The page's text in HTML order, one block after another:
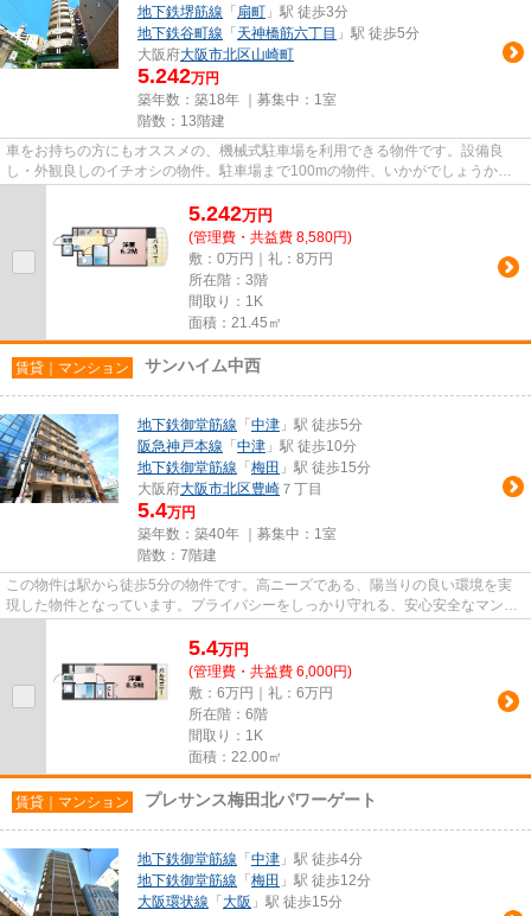
地下鉄堺筋線 「 扇町 」駅 徒歩3分
地下鉄谷町線 「 天神橋筋六丁目 」駅 徒歩5分
大阪府大阪市北区山崎町
5.242万円
築年数：築18年 ｜募集中： 1室
階数：13階建
車をお持ちの方にもオススメの、機械式駐車場を利用できる物件です。設備良
し・外観良しのイチオシの物件。駐車場まで100mの物件、いかがでしょうか。
5.242万円
(管理費・共益費 8,580円)
敷：0万円｜礼：8万円
所在階：3階
間取り：1K
面積：21.45㎡
賃貸｜マンション サンハイム中西
地下鉄御堂筋線 「 中津 」駅 徒歩5分
阪急神戸本線 「 中津 」駅 徒歩10分
地下鉄御堂筋線 「 梅田 」駅 徒歩15分
大阪府大阪市北区豊崎 ７丁目
5.4万円
築年数：築40年 ｜募集中： 1室
階数：7階建
この物件は駅から徒歩5分の物件です。高ニーズである、陽当りの良い環境を実
現した物件となっています。プライバシーをしっかり守れる、安心安全なマンシ
5.4万円
(管理費・共益費 6,000円)
敷：6万円｜礼：6万円
所在階：6階
間取り：1K
面積：22.00㎡
賃貸｜マンション プレサンス梅田北パワーゲート
地下鉄御堂筋線 「 中津 」駅 徒歩4分
地下鉄御堂筋線 「 梅田 」駅 徒歩12分
大阪環状線 「 大阪 」駅 徒歩15分